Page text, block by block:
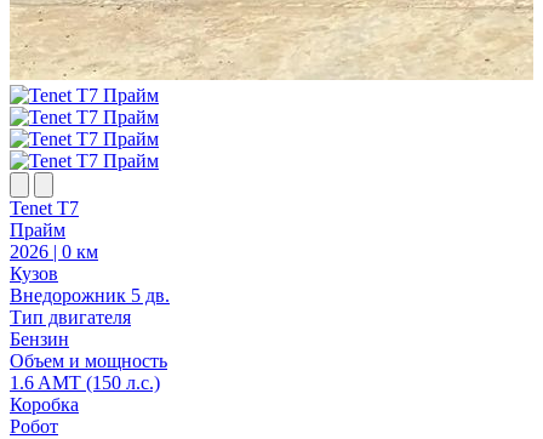
Tenet T7
Прайм
2026 | 0 км
Кузов
Внедорожник 5 дв.
Тип двигателя
Бензин
Объем и мощность
1.6 AMT (150 л.с.)
Коробка
Робот